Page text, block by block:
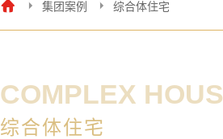
集团案例 综合体住宅
COMPLEX
综合体住宅